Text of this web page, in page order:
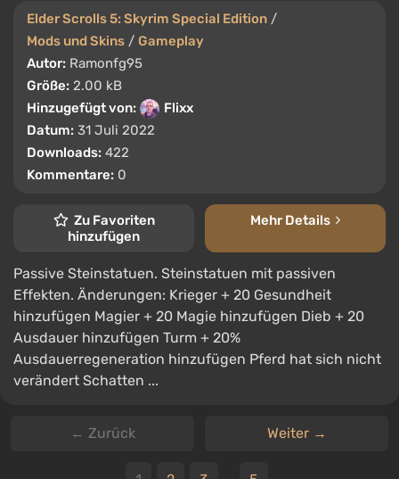
Elder Scrolls 5: Skyrim Special Edition /
Mods und Skins / Gameplay
Autor: Ramonfg95
Größe: 2.00 kB
Hinzugefügt von:
Flixx
Datum: 31 Juli 2022
Downloads: 422
Kommentare: 0
Zu Favoriten
hinzufügen
Mehr Details
Passive Steinstatuen. Steinstatuen mit passiven
Effekten. Änderungen: Krieger + 20 Gesundheit
hinzufügen Magier + 20 Magie hinzufügen Dieb + 20
Ausdauer hinzufügen Turm + 20%
Ausdauerregeneration hinzufügen Pferd hat sich nicht
verändert Schatten ...
← Zurück Weiter →